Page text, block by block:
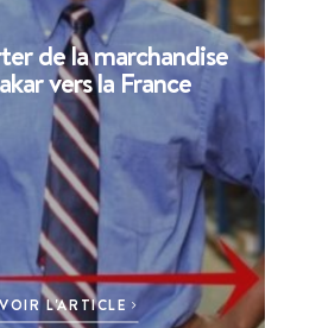
de la marchandise
vers la France
VOIR L'ARTICLE